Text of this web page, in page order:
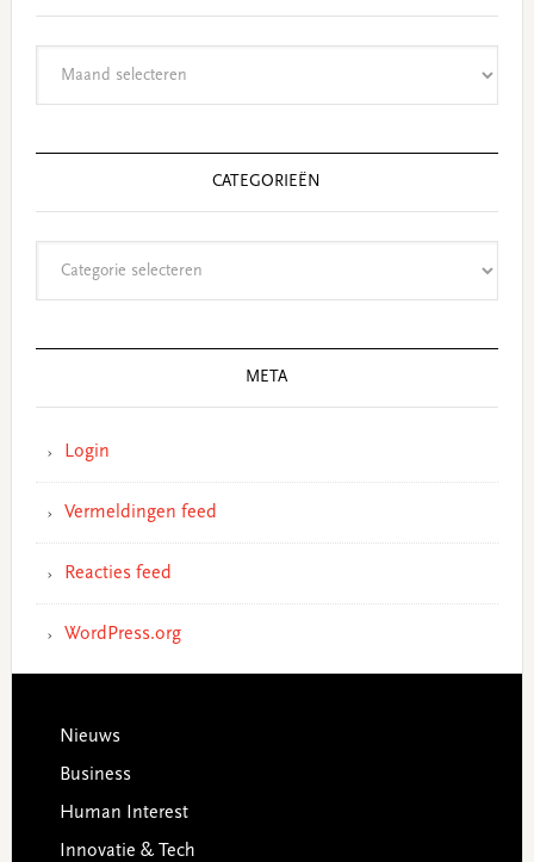
CATEGORIEËN
META
Login
Vermeldingen feed
Reacties feed
WordPress.org
Footer
Nieuws
Business
Human Interest
Innovatie & Tech